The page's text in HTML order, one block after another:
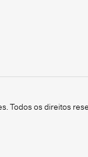
Todos os direitos